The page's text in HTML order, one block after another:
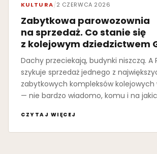
KULTURA/2 CZERWCA 2026
Zabytkowa parowozownia
na sprzedaż. Co stanie się
z kolejowym dziedzictwem
Dachy przeciekają, budynki niszczą. A
szykuje sprzedaż jednego z
zabytkowych kompleksów kolejowych
— nie bardzo wiadomo, komu i na
CZYTAJ WIĘCEJ